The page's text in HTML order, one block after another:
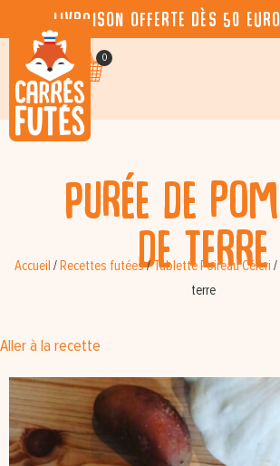
Livraison offerte dès 50
0
Purée de
de terre
Accueil / Recettes futées/Tablette Poireau Céleri /
terre
Aller à la recette